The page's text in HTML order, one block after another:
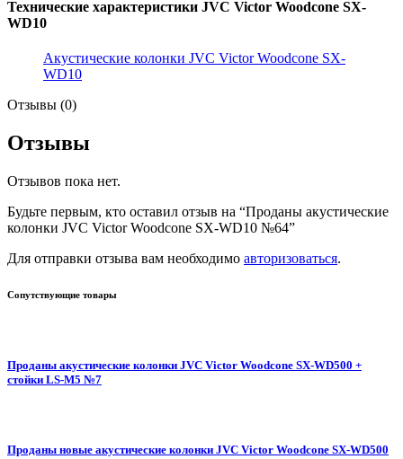
Технические характеристики JVC Victor Woodcone SX-
WD10
Акустические колонки JVC Victor Woodcone SX-
WD10
Отзывы (0)
Отзывы
Отзывов пока нет.
Будьте первым, кто оставил отзыв на “Проданы акустические
колонки JVC Victor Woodcone SX-WD10 №64”
Для отправки отзыва вам необходимо авторизоваться.
Сопутствующие товары
Проданы акустические колонки JVC Victor Woodcone SX-WD500 +
стойки LS-M5 №7
Проданы новые акустические колонки JVC Victor Woodcone SX-WD500